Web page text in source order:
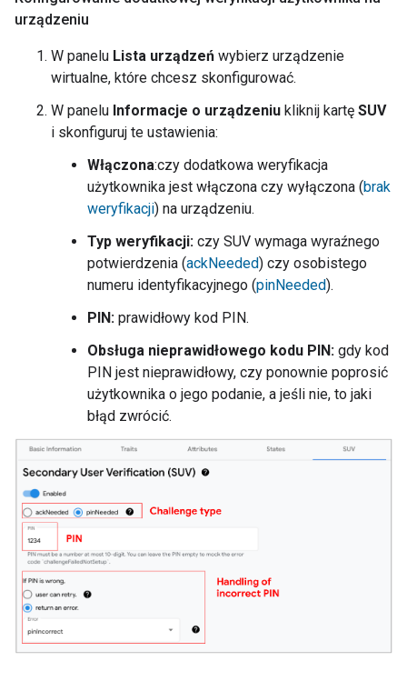
urządzeniu
W panelu Lista urządzeń wybierz urządzenie
wirtualne, które chcesz skonfigurować.
W panelu Informacje o urządzeniu kliknij kartę SUV
i skonfiguruj te ustawienia:
Włączona:czy dodatkowa weryfikacja
użytkownika jest włączona czy wyłączona (brak
weryfikacji) na urządzeniu.
Typ weryfikacji: czy SUV wymaga wyraźnego
potwierdzenia (ackNeeded) czy osobistego
numeru identyfikacyjnego (pinNeeded).
PIN: prawidłowy kod PIN.
Obsługa nieprawidłowego kodu PIN: gdy kod
PIN jest nieprawidłowy, czy ponownie poprosić
użytkownika o jego podanie, a jeśli nie, to jaki
błąd zwrócić.